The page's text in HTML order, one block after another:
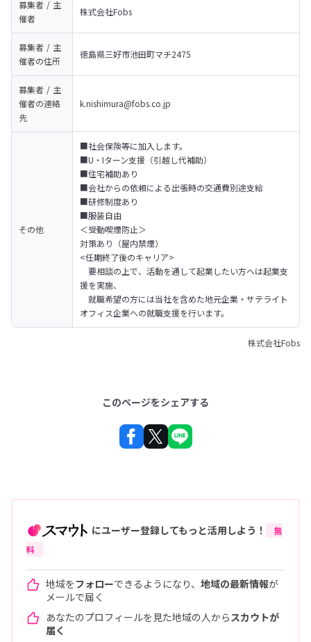
募集者 / 主
催者
株式会社Fobs
募集者 / 主
催者の住所
徳島県三好市池田町マチ2475
募集者 / 主
催者の連絡
先
k.nishimura@fobs.co.jp
その他
■社会保険等に加入します。
■U・Iターン支援（引越し代補助）
■住宅補助あり
■会社からの依頼による出張時の交通費別途支給
■研修制度あり
■服装自由
＜受動喫煙防止＞
対策あり（屋内禁煙）
<任期終了後のキャリア>
要相談の上で、活動を通して起業したい方へは起業支
援を実施、
就職希望の方には当社を含めた地元企業・サテライト
オフィス企業への就職支援を行います。
株式会社Fobs
このページをシェアする
にユーザー登録してもっと活用しよう！
無
料
地域をフォローできるようになり、 地域の最新情報が
メールで届く
あなたのプロフィールを見た地域の人から スカウトが
届く